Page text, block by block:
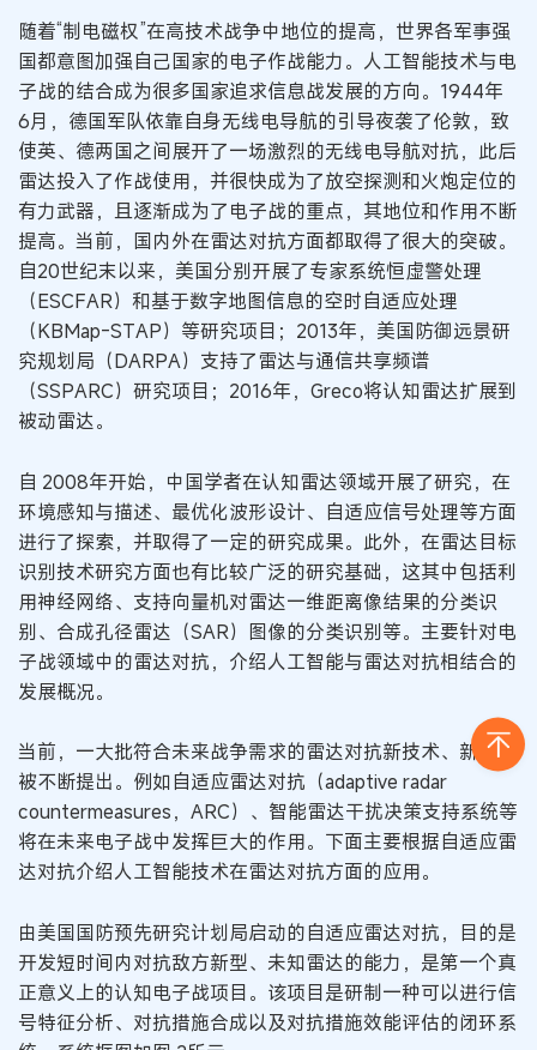
随着“制电磁权”在高技术战争中地位的提高，世界各军事强
国都意图加强自己国家的电子作战能力。人工智能技术与电
子战的结合成为很多国家追求信息战发展的方向。1944年
6月，德国军队依靠自身无线电导航的引导夜袭了伦敦，致
使英、德两国之间展开了一场激烈的无线电导航对抗，此后
雷达投入了作战使用，并很快成为了放空探测和火炮定位的
有力武器，且逐渐成为了电子战的重点，其地位和作用不断
提高。当前，国内外在雷达对抗方面都取得了很大的突破。
自20世纪末以来，美国分别开展了专家系统恒虚警处理
（ESCFAR）和基于数字地图信息的空时自适应处理
（KBMap-STAP）等研究项目；2013年，美国防御远景研
究规划局（DARPA）支持了雷达与通信共享频谱
（SSPARC）研究项目；2016年，Greco将认知雷达扩展到
被动雷达。
自 2008年开始，中国学者在认知雷达领域开展了研究，在
环境感知与描述、最优化波形设计、自适应信号处理等方面
进行了探索，并取得了一定的研究成果。此外，在雷达目标
识别技术研究方面也有比较广泛的研究基础，这其中包括利
用神经网络、支持向量机对雷达一维距离像结果的分类识
别、合成孔径雷达（SAR）图像的分类识别等。主要针对电
子战领域中的雷达对抗，介绍人工智能与雷达对抗相结合的
发展概况。
当前，一大批符合未来战争需求的雷达对抗新技术、新概念
被不断提出。例如自适应雷达对抗（adaptive radar
countermeasures，ARC）、智能雷达干扰决策支持系统等
将在未来电子战中发挥巨大的作用。下面主要根据自适应雷
达对抗介绍人工智能技术在雷达对抗方面的应用。
由美国国防预先研究计划局启动的自适应雷达对抗，目的是
开发短时间内对抗敌方新型、未知雷达的能力，是第一个真
正意义上的认知电子战项目。该项目是研制一种可以进行信
号特征分析、对抗措施合成以及对抗措施效能评估的闭环系